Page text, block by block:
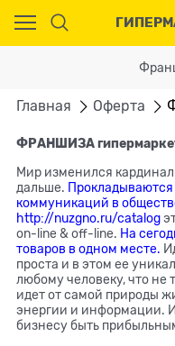
Главная Оферта
ФРАНШИЗА
Мир изменился
дальше.
коммуникаций в
http://nuzgno.ru/catalog
on-line & off-line. На
товаров в одном месте.
проста и в этом ее
любому человеку, что не
идет от самой природы
энергии и информации.
бизнесу быть
Ваш город - Москва,
угадали?